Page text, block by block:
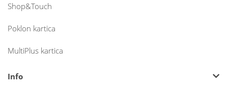
Shop&Touch
Poklon kartica
MultiPlus kartica
Info